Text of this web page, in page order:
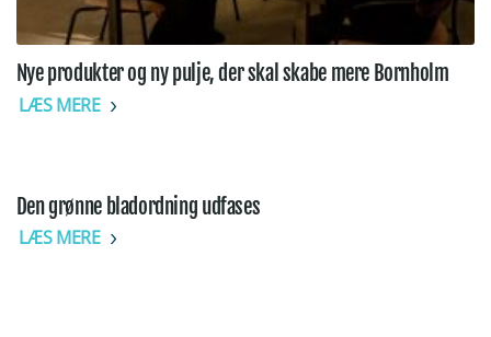
Nye produkter og ny pulje, der skal skabe mere Bornholm
LÆS MERE
Den grønne bladordning udfases
LÆS MERE